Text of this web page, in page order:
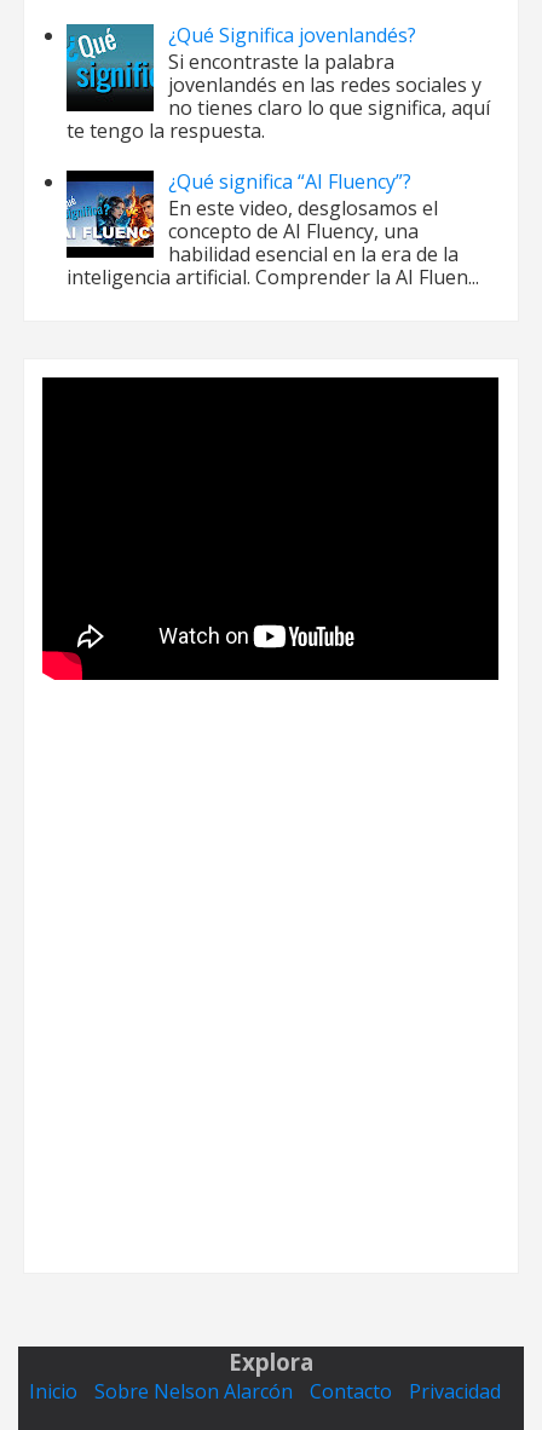
¿Qué Significa jovenlandés?
Si encontraste la palabra
jovenlandés en las redes sociales y
no tienes claro lo que significa, aquí
te tengo la respuesta.
¿Qué significa “AI Fluency”?
En este video, desglosamos el
concepto de AI Fluency, una
habilidad esencial en la era de la
inteligencia artificial. Comprender la AI Fluen...
Explora
Inicio Sobre Nelson Alarcón Contacto Privacidad